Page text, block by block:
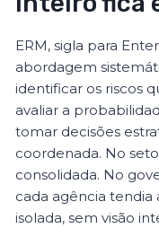
ERM, sigla para
abordagem
identificar os riscos
avaliar a
tomar decisões
coordenada. No
consolidada. No
cada agência tendia
isolada, sem visão